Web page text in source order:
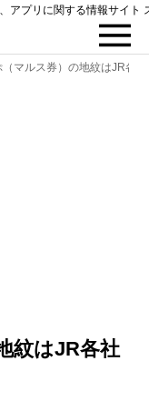
アプリに関する情報サイト
（マルス券）の地紋はJR各
紋はJR各社